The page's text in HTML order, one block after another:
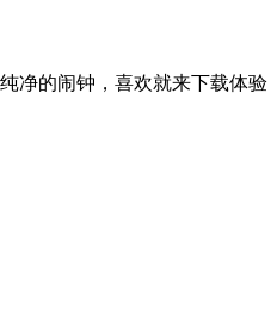
净的闹钟，喜欢就来下载体验